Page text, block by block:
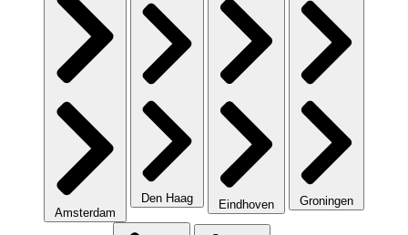
Amsterdam
Den Haag Eindhoven Groningen